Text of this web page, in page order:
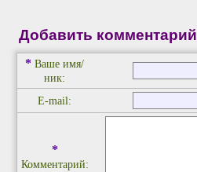
Добавить комментарий
* Ваше имя/
ник:
E-mail:
*
Комментарий: